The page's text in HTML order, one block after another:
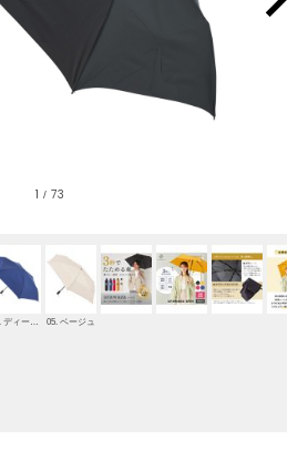
1 /73
05. ベージュ